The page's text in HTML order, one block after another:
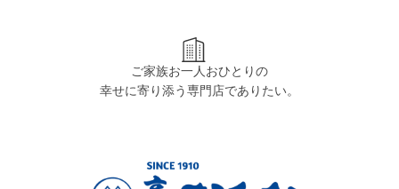
ご家族お一人おひとりの
幸せに寄り添う専門店でありたい。